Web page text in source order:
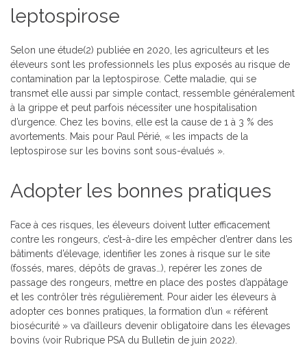
leptospirose
Selon une étude(2) publiée en 2020, les agriculteurs et les
éleveurs sont les professionnels les plus exposés au risque de
contamination par la leptospirose. Cette maladie, qui se
transmet elle aussi par simple contact, ressemble généralement
à la grippe et peut parfois nécessiter une hospitalisation
d’urgence. Chez les bovins, elle est la cause de 1 à 3 % des
avortements. Mais pour Paul Périé, « les impacts de la
leptospirose sur les bovins sont sous-évalués ».
Adopter les bonnes pratiques
Face à ces risques, les éleveurs doivent lutter efficacement
contre les rongeurs, c’est-à-dire les empêcher d’entrer dans les
bâtiments d’élevage, identifier les zones à risque sur le site
(fossés, mares, dépôts de gravas…), repérer les zones de
passage des rongeurs, mettre en place des postes d’appâtage
et les contrôler très régulièrement. Pour aider les éleveurs à
adopter ces bonnes pratiques, la formation d’un « référent
biosécurité » va d’ailleurs devenir obligatoire dans les élevages
bovins (voir Rubrique PSA du Bulletin de juin 2022).